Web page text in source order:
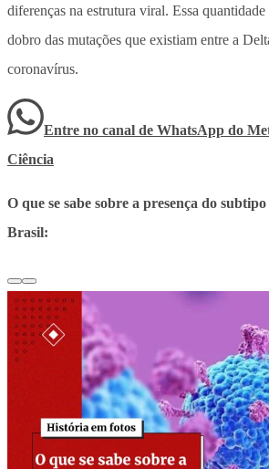
diferenças na estrutura viral. Essa
dobro das mutações que existiam entre a
coronavírus.
Entre no canal de WhatsApp do
Ciência
O que se sabe sobre a presença do
Brasil: